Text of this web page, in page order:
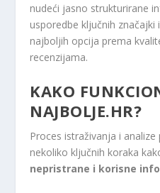
nudeći jasno strukturirane
usporedbe ključnih
najboljih opcija prema
recenzijama.
KAKO
NAJBOLJE.HR?
Proces istraživanja i
nekoliko ključnih koraka
nepristrane i korisne